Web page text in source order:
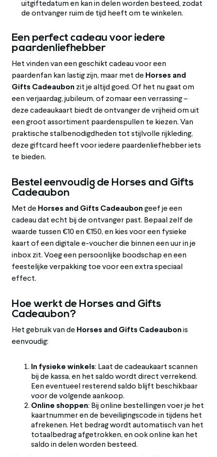
uitgiftedatum en kan in delen worden besteed, zodat
de ontvanger ruim de tijd heeft om te winkelen.
Een perfect cadeau voor iedere
paardenliefhebber
Het vinden van een geschikt cadeau voor een
paardenfan kan lastig zijn, maar met de Horses and
Gifts Cadeaubon zit je altijd goed. Of het nu gaat om
een verjaardag, jubileum, of zomaar een verrassing –
deze cadeaukaart biedt de ontvanger de vrijheid om uit
een groot assortiment paardenspullen te kiezen. Van
praktische stalbenodigdheden tot stijlvolle rijkleding,
deze giftcard heeft voor iedere paardenliefhebber iets
te bieden.
Bestel eenvoudig de Horses and Gifts
Cadeaubon
Met de Horses and Gifts Cadeaubon geef je een
cadeau dat echt bij de ontvanger past. Bepaal zelf de
waarde tussen €10 en €150, en kies voor een fysieke
kaart of een digitale e-voucher die binnen een uur in je
inbox zit. Voeg een persoonlijke boodschap en een
feestelijke verpakking toe voor een extra speciaal
effect.
Hoe werkt de Horses and Gifts
Cadeaubon?
Het gebruik van de Horses and Gifts Cadeaubon is
eenvoudig:
In fysieke winkels: Laat de cadeaukaart scannen
bij de kassa, en het saldo wordt direct verrekend.
Een eventueel resterend saldo blijft beschikbaar
voor de volgende aankoop.
Online shoppen: Bij online bestellingen voer je het
kaartnummer en de beveiligingscode in tijdens het
afrekenen. Het bedrag wordt automatisch van het
totaalbedrag afgetrokken, en ook online kan het
saldo in delen worden besteed.